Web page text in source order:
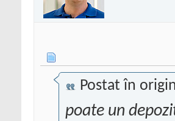
Postat în
poate un